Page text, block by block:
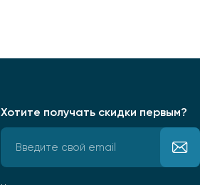
Хотите получать скидки первым?